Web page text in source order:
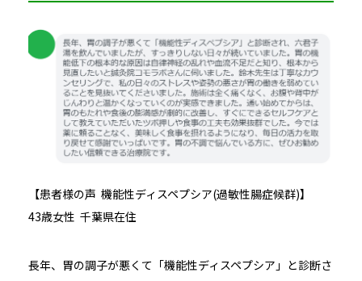
【患者様の声 機能性ディスペプシア(過敏性腸症候群)】
43歳女性 千葉県在住
長年、胃の調子が悪くて「機能性ディスペプシア」と診断さ